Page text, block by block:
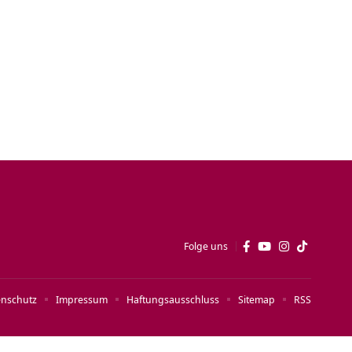
Folge uns
Impressum Haftungsausschluss Sitemap RSS